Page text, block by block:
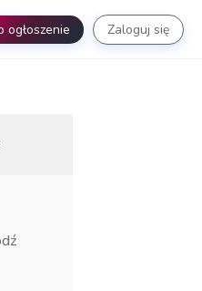
ogłoszenie Zaloguj się